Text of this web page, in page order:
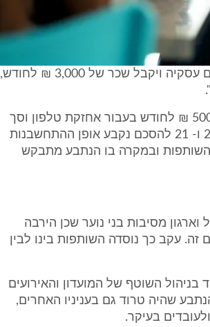
כן סוכם שהתובע יעבוד עבור השותפות וקידום עסקיה ויקבל שכר של 3,000 ₪ לחודש,
כן סוכם כי השותפות תשלם לצדדים סך של 500 ₪ לחודש בעבור אחזקת טלפון וסך
600 ₪ לחודש עבור אחזקת רכב. בסעיפים 20 ו- 21 להסכם נקבע אופן ההתחשבנות
ובמקרה בו הנתבע מתבקש
וארגון מסיבות בני נוער שכן הירבה
עקב כך נוסדה השותפות בינו לבין
השוטף של המועדון והאירועים
שהיה טרוד גם בעניניו האחרים,
בעיקר.